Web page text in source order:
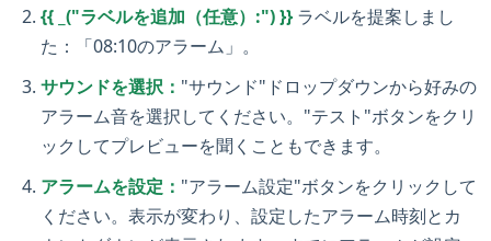
{{ _("ラベルを追加（任意）:") }} ラベルを提案しまし
た：「08:10のアラーム」。
サウンドを選択： "サウンド"ドロップダウンから好みの
アラーム音を選択してください。"テスト"ボタンをクリ
ックしてプレビューを聞くこともできます。
アラームを設定： "アラーム設定"ボタンをクリックして
ください。表示が変わり、設定したアラーム時刻とカ